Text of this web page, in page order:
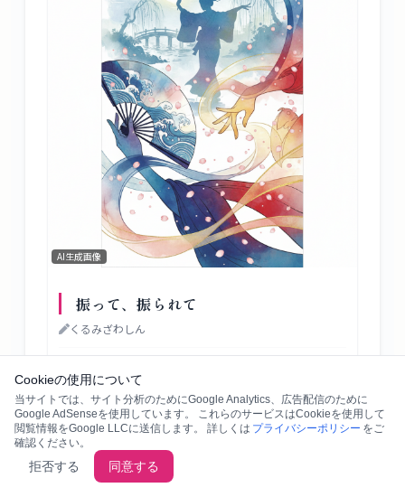
AI生成画像
振って、振られて
くるみざわしん
旗を高く掲げよ
Cookieの使用について
当サイトでは、サイト分析のためにGoogle Analytics、広告配信のために
Google AdSenseを使用しています。 これらのサービスはCookieを使用して
閲覧情報をGoogle LLCに送信します。 詳しくは プライバシーポリシー をご
確認ください。
拒否する 同意する